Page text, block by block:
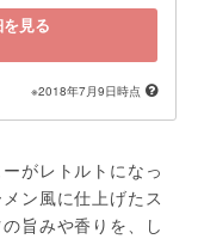
見る
※2018年7月9日時点
がレトルトになっ
ン風に仕上げたス
旨みや香りを、し